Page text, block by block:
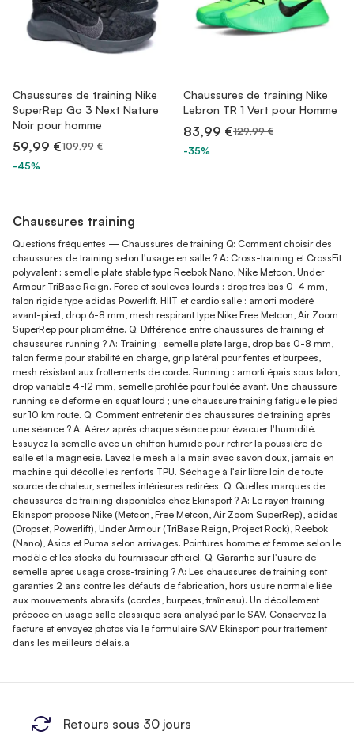
Chaussures de training Nike
SuperRep Go 3 Next Nature
Noir pour homme
59,99 €109,99 €
-45%
Chaussures de training Nike
Lebron TR 1 Vert pour Homme
83,99 €129,99 €
-35%
Chaussures training
Questions fréquentes — Chaussures de training Q: Comment choisir des
chaussures de training selon l'usage en salle ? A: Cross-training et CrossFit
polyvalent : semelle plate stable type Reebok Nano, Nike Metcon, Under
Armour TriBase Reign. Force et soulevés lourds : drop très bas 0-4 mm,
talon rigide type adidas Powerlift. HIIT et cardio salle : amorti modéré
avant-pied, drop 6-8 mm, mesh respirant type Nike Free Metcon, Air Zoom
SuperRep pour pliométrie. Q: Différence entre chaussures de training et
chaussures running ? A: Training : semelle plate large, drop bas 0-8 mm,
talon ferme pour stabilité en charge, grip latéral pour fentes et burpees,
mesh résistant aux frottements de corde. Running : amorti épais sous talon,
drop variable 4-12 mm, semelle profilée pour foulée avant. Une chaussure
running se déforme en squat lourd ; une chaussure training fatigue le pied
sur 10 km route. Q: Comment entretenir des chaussures de training après
une séance ? A: Aérez après chaque séance pour évacuer l'humidité.
Essuyez la semelle avec un chiffon humide pour retirer la poussière de
salle et la magnésie. Lavez le mesh à la main avec savon doux, jamais en
machine qui décolle les renforts TPU. Séchage à l'air libre loin de toute
source de chaleur, semelles intérieures retirées. Q: Quelles marques de
chaussures de training disponibles chez Ekinsport ? A: Le rayon training
Ekinsport propose Nike (Metcon, Free Metcon, Air Zoom SuperRep), adidas
(Dropset, Powerlift), Under Armour (TriBase Reign, Project Rock), Reebok
(Nano), Asics et Puma selon arrivages. Pointures homme et femme selon le
modèle et les stocks du fournisseur officiel. Q: Garantie sur l'usure de
semelle après usage cross-training ? A: Les chaussures de training sont
garanties 2 ans contre les défauts de fabrication, hors usure normale liée
aux mouvements abrasifs (cordes, burpees, traîneau). Un décollement
précoce en usage salle classique sera analysé par le SAV. Conservez la
facture et envoyez photos via le formulaire SAV Ekinsport pour traitement
dans les meilleurs délais.a
Retours sous 30 jours